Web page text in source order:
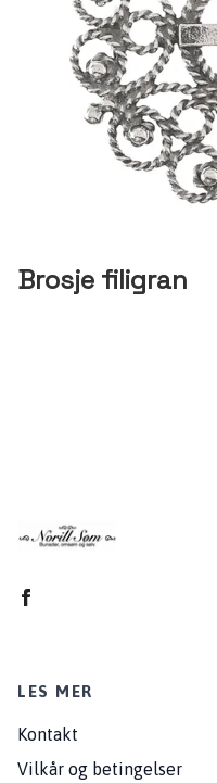
Brosje filigran
LES MER
Kontakt
Vilkår og betingelser